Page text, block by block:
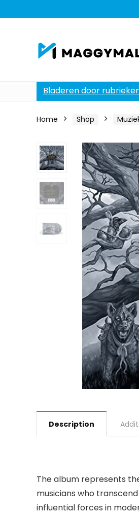
Bladeren door
Home Shop
Description
The album represents
musicians who
influential forces in